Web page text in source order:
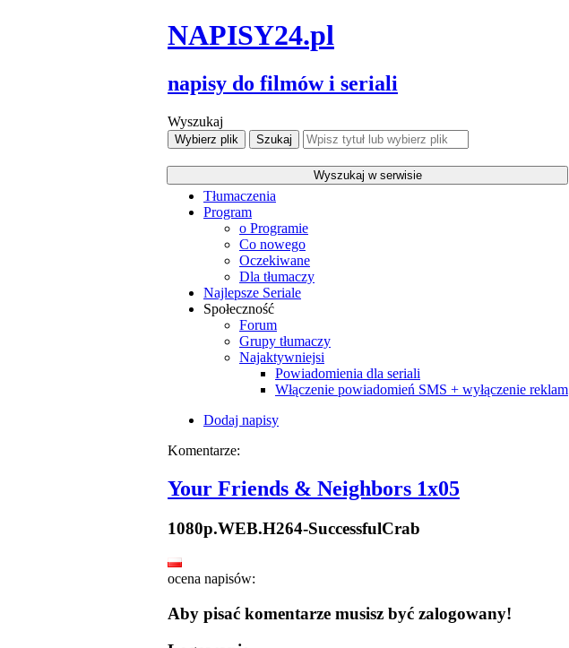
NAPISY24.pl
napisy do filmów i seriali
Wyszukaj
Tłumaczenia
Program
o Programie
Co nowego
Oczekiwane
Dla tłumaczy
Najlepsze Seriale
Społeczność
Forum
Grupy tłumaczy
Najaktywniejsi
Powiadomienia dla seriali
Włączenie powiadomień SMS + wyłączenie reklam
Dodaj napisy
Komentarze:
Your Friends & Neighbors 1x05
1080p.WEB.H264-SuccessfulCrab
ocena napisów:
Aby pisać komentarze musisz być zalogowany!